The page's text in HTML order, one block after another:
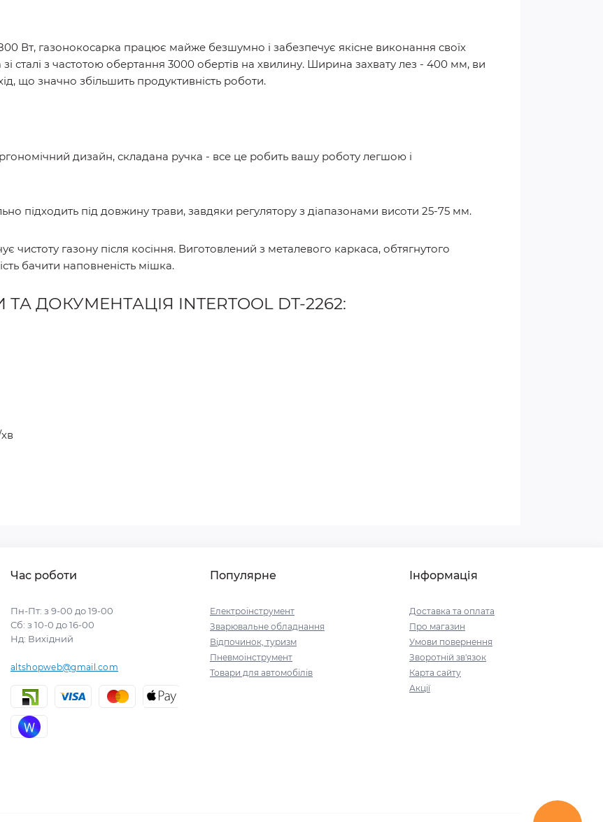
Вт, газонокосарка працює майже безшумно і забезпечує якісне виконання своїх
зі сталі з частотою обертання 3000 обертів на хвилину. Ширина захвату лез - 400 мм, ви
що значно збільшить продуктивність роботи.
дизайн, складана ручка - все це робить вашу роботу легшою і
підходить під довжину трави, завдяки регулятору з діапазонами висоти 25-75 мм.
чистоту газону після косіння. Виготовлений з металевого каркаса, обтягнутого
бачити наповненість мішка.
ДОКУМЕНТАЦІЯ INTERTOOL DT-2262:
Час роботи
Пн-Пт: з 9-00 до 19-00
Сб: з 10-0 до 16-00
Нд: Вихідний
altshopweb@gmail.com
Популярне
Електроінструмент
Зварювальне обладнання
Відпочинок, туризм
Пневмоінструмент
Товари для автомобілів
Інформація
Доставка та оплата
Про магазин
Умови повернення
Зворотній зв'язок
Карта сайту
Акції